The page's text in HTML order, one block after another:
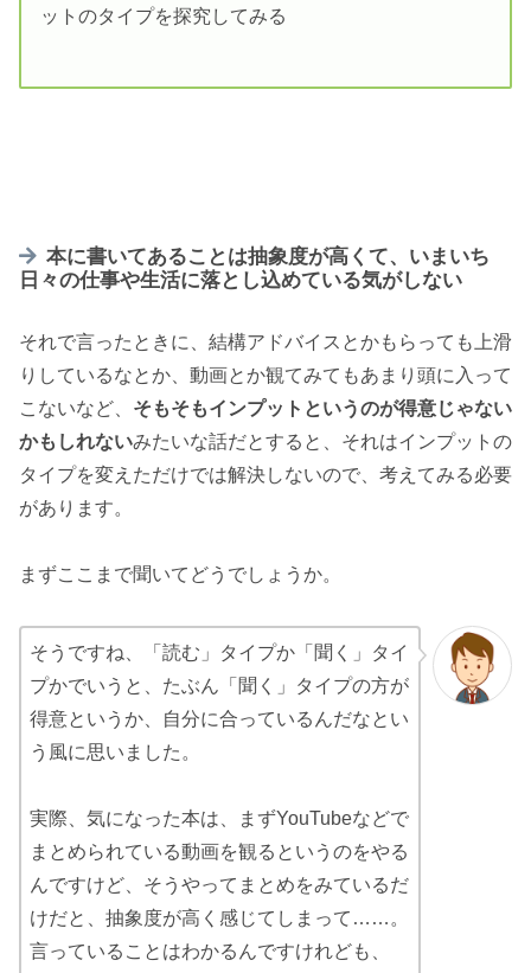
ットのタイプを探究してみる
本に書いてあることは抽象度が高くて、いまいち
日々の仕事や生活に落とし込めている気がしない
それで言ったときに、結構アドバイスとかもらっても上滑
りしているなとか、動画とか観てみてもあまり頭に入って
こないなど、 そもそもインプットというのが得意じゃない
かもしれないみたいな話だとすると、それはインプットの
タイプを変えただけでは解決しないので、考えてみる必要
があります。
まずここまで聞いてどうでしょうか。
そうですね、「読む」タイプか「聞く」タイ
プかでいうと、たぶん「聞く」タイプの方が
得意というか、自分に合っているんだなとい
う風に思いました。
実際、気になった本は、まずYouTubeなどで
まとめられている動画を観るというのをやる
んですけど、そうやってまとめをみているだ
けだと、抽象度が高く感じてしまって……。
言っていることはわかるんですけれども、